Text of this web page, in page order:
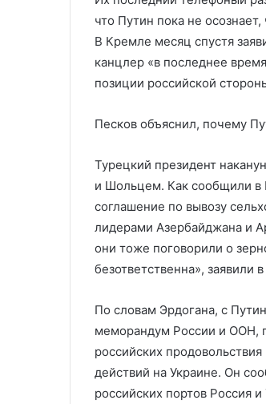
что Путин пока не
В Кремле месяц спустя
канцлер «в последнее
позиции российской
Песков объяснил, почему
Турецкий президент
и Шольцем. Как сообщили в
соглашение по вывозу
лидерами Азербайджана и
они тоже поговорили о
безответственна», заявили
По словам Эрдогана, с
меморандум России и ООН,
российских
действий на Украине. Он
российских портов Россия